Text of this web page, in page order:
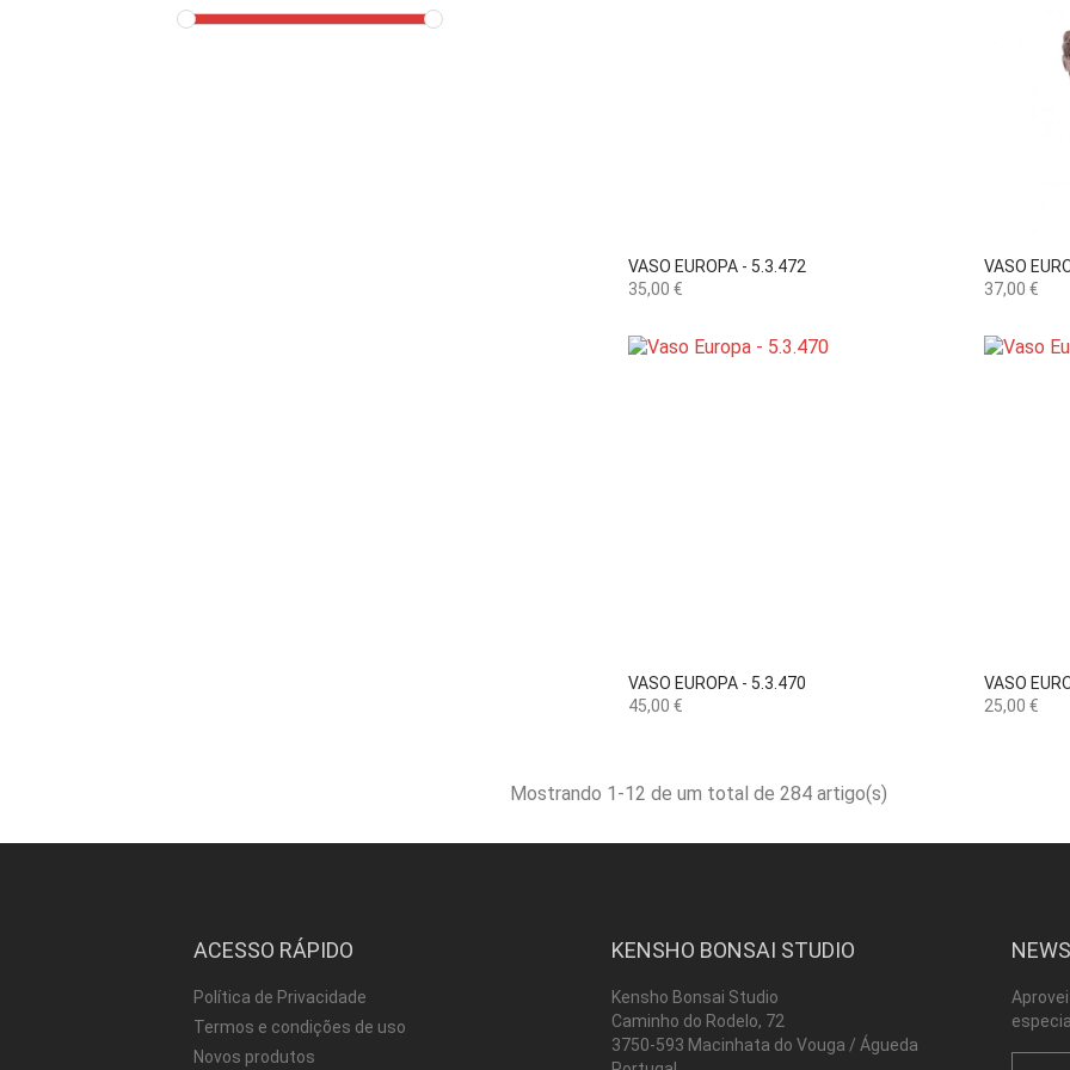
VASO EUROPA - 5.3.472
Preço
35,00 €
 Vista rápida
VASO
Preço
37,00 €
VASO EUROPA - 5.3.470
Preço
45,00 €
 Vista rápida
VASO
Preço
25,00 €
Mostrando 1-12 de um total de 284 artigo(s)
ACESSO RÁPIDO
Política de Privacidade
Termos e condições de uso
Novos produtos
KENSHO BONSAI STUDIO
Kensho Bonsai Studio
Caminho do Rodelo, 72
3750-593 Macinhata do Vouga / Águeda